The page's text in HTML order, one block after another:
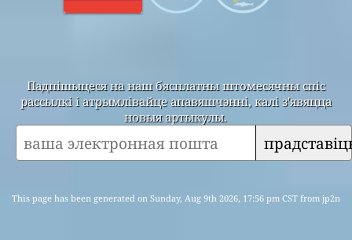
Падпішыцеся на наш бясплатны штомесячны спіс
рассылкі і атрымлівайце апавяшчэнні, калі з'явяцца
новыя артыкулы.
This page has been generated on Sunday, Aug 9th 2026, 17:56 pm CST from jp2n